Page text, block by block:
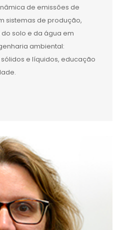
de emissões de
sistemas de produção,
solo e da água em
ambiental:
e líquidos, educação